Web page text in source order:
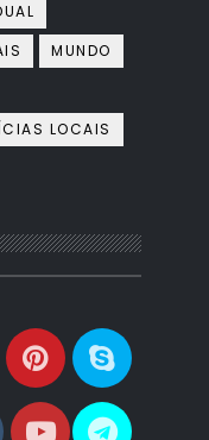
MUNDO
LOCAIS